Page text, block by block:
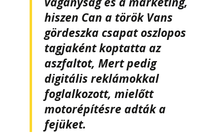
hiszen Can a török Vans
gördeszka csapat oszlopos
tagjaként koptatta az
aszfaltot, Mertpedig
digitális reklámokkal
foglalkozott, mielőtt
motorépítésre adták a
fejüket.